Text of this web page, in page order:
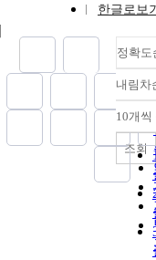
한글로보
정확도
내림차
10개씩
조회